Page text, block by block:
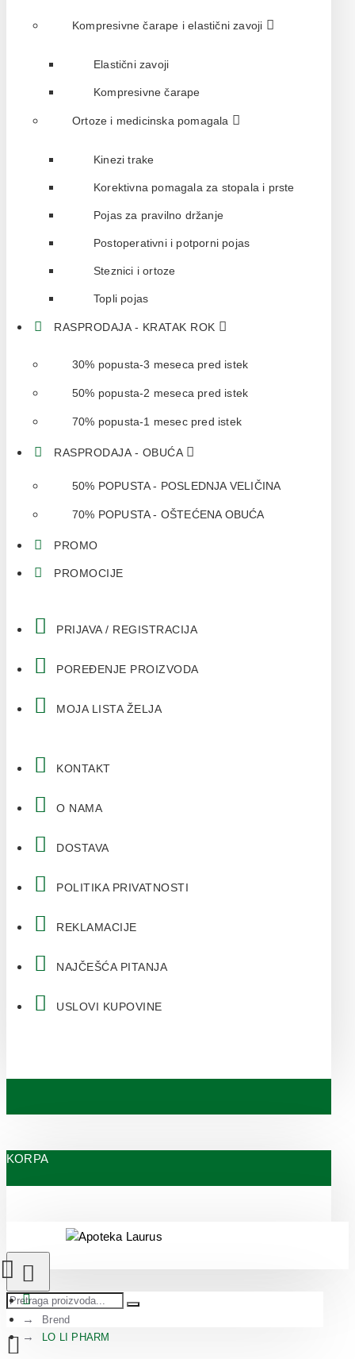
Kompresivne čarape i elastični zavoji
Elastični zavoji
Kompresivne čarape
Ortoze i medicinska pomagala
Kinezi trake
Korektivna pomagala za stopala i prste
Pojas za pravilno držanje
Postoperativni i potporni pojas
Steznici i ortoze
Topli pojas
RASPRODAJA - KRATAK ROK
30% popusta-3 meseca pred istek
50% popusta-2 meseca pred istek
70% popusta-1 mesec pred istek
RASPRODAJA - OBUĆA
50% POPUSTA - POSLEDNJA VELIČINA
70% POPUSTA - OŠTEĆENA OBUĆA
PROMO
PROMOCIJE
PRIJAVA / REGISTRACIJA
POREĐENJE PROIZVODA
MOJA LISTA ŽELJA
KONTAKT
O NAMA
DOSTAVA
POLITIKA PRIVATNOSTI
REKLAMACIJE
NAJČEŠĆA PITANJA
USLOVI KUPOVINE
KORPA
Brend
LO LI PHARM